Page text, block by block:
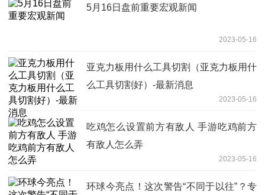
5月16日盘前重要宏观新闻
2023-05-16
亚克力板用什么工具切割（亚克力板用什
么工具切割好）-最新消息
2023-05-16
吃鸡怎么设置前方有敌人 手游吃鸡前方
有敌人怎么弄
2023-05-16
环球今亮点！这次警告“不同于以往”？专